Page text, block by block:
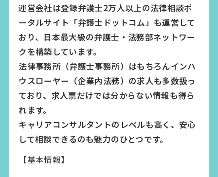
運営会社は登録弁護士2万人以上の法律相談ポ
ータルサイト「弁護士ドットコム」も運営して
おり、日本最大級の弁護士・法務部ネットワー
クを構築しています。
法律事務所（弁護士事務所）はもちろんインハ
ウスローヤー（企業内法務）の求人も多数扱っ
ており、求人票だけでは分からない情報も得ら
れます。
キャリアコンサルタントのレベルも高く、安心
して相談できるのも魅力のひとつです。
【基本情報】